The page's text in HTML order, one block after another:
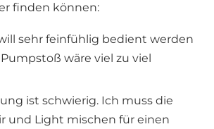
finden können:
sehr feinfühlig bedient werden
wäre viel zu viel
ist schwierig. Ich muss die
und Light mischen für einen